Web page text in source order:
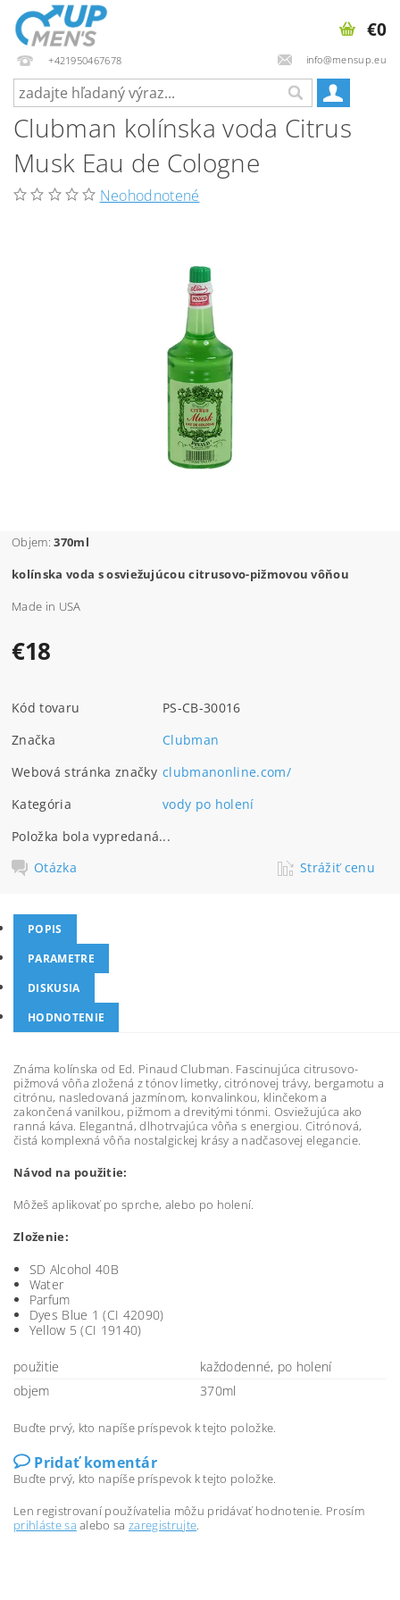
+421950467678 info@mensup.eu
€0
Clubman kolínska voda Citrus
Musk Eau de Cologne
Neohodnotené
Objem:370ml
kolínska voda s osviežujúcou citrusovo-pižmovou vôňou
Made in USA
€18
Kód tovaru
PS-CB-30016
Značka
Clubman
Webová stránka značky clubmanonline.com/
Kategória
vody po holení
Položka bola vypredaná...
Otázka
Strážiť cenu
POPIS
PARAMETRE
DISKUSIA
HODNOTENIE
Známa kolínska od Ed. Pinaud Clubman. Fascinujúca citrusovo-
pižmová vôňa zložená z tónov limetky, citrónovej trávy, bergamotu a
citrónu, nasledovaná jazmínom, konvalinkou, klinčekom a
zakončená vanilkou, pižmom a drevitými tónmi. Osviežujúca ako
ranná káva. Elegantná, dlhotrvajúca vôňa s energiou. Citrónová,
čistá komplexná vôňa nostalgickej krásy a nadčasovej elegancie.
Návod na použitie:
Môžeš aplikovať po sprche, alebo po holení.
Zloženie:
SD Alcohol 40B
Water
Parfum
Dyes Blue 1 (CI 42090)
Yellow 5 (CI 19140)
použitie
každodenné, po holení
objem
370ml
Buďte prvý, kto napíše príspevok k tejto položke.
Pridať komentár
Buďte prvý, kto napíše príspevok k tejto položke.
Len registrovaní používatelia môžu pridávať hodnotenie. Prosím
prihláste sa alebo sazaregistrujte.